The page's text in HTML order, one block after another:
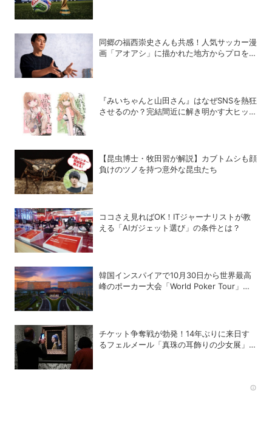
同郷の福西崇史さんも共感！人気サッカー漫
画「アオアシ」に描かれた地方からプロを目
『みいちゃんと山田さん』はなぜSNSを熱狂
させるのか？完結間近に解き明かす大ヒット
【昆虫博士・牧田習が解説】カブトムシも顔
負けのツノを持つ意外な昆虫たち
ココさえ見ればOK！ITジャーナリストが教
える「AIガジェット選び」の条件とは？
韓国インスパイアで10月30日から世界最高
峰のポーカー大会「World Poker Tour」を
チケット争奪戦が勃発！14年ぶりに来日す
るフェルメール「真珠の耳飾りの少女展」の